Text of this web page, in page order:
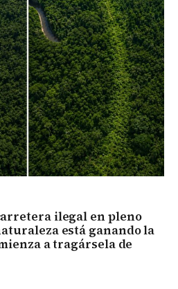
ilegal en pleno
está ganando la
a tragársela de